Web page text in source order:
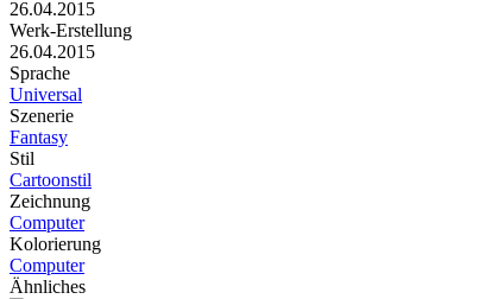
26.04.2015
Werk-Erstellung
26.04.2015
Sprache
Universal
Szenerie
Fantasy
Stil
Cartoonstil
Zeichnung
Computer
Kolorierung
Computer
Ähnliches